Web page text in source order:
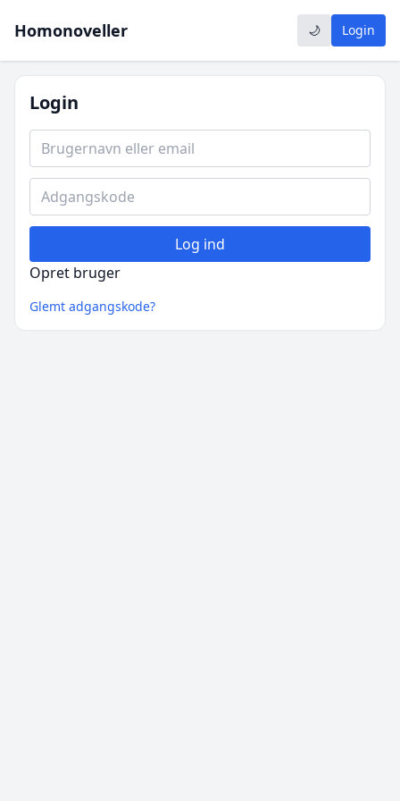
Homonoveller 🌙 Login
Login
Log ind
Opret bruger
Glemt adgangskode?